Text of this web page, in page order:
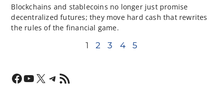
Blockchains and stablecoins no longer just promise
decentralized futures; they move hard cash that rewrites
the rules of the financial game.
1 2 3 4 5